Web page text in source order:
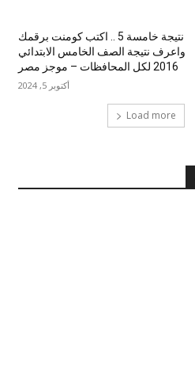
نتيجة خامسة 5 .. اكتب كومنت برقمك
واعرف نتيجة الصف الخامس الابتدائي
2016 لكل المحافظات – موجز مصر
أكتوبر 5, 2024
Load more